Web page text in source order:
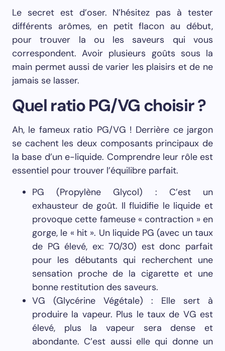
Le secret est d’oser. N’hésitez pas à tester
différents arômes, en petit flacon au début,
pour trouver la ou les saveurs qui vous
correspondent. Avoir plusieurs goûts sous la
main permet aussi de varier les plaisirs et de ne
jamais se lasser.
Quel ratio PG/VG choisir ?
Ah, le fameux ratio PG/VG ! Derrière ce jargon
se cachent les deux composants principaux de
la base d’un e-liquide. Comprendre leur rôle est
essentiel pour trouver l’équilibre parfait.
PG (Propylène Glycol) : C’est un
exhausteur de goût. Il fluidifie le liquide et
provoque cette fameuse « contraction » en
gorge, le « hit ». Un liquide PG (avec un taux
de PG élevé, ex: 70/30) est donc parfait
pour les débutants qui recherchent une
sensation proche de la cigarette et une
bonne restitution des saveurs.
VG (Glycérine Végétale) : Elle sert à
produire la vapeur. Plus le taux de VG est
élevé, plus la vapeur sera dense et
abondante. C’est aussi elle qui donne un